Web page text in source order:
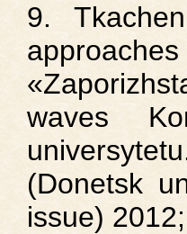
9.
waves
(Donetsk
issue)